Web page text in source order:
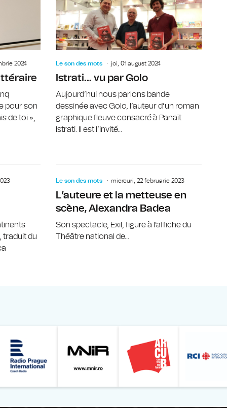
2024
pour son
de toi »,
Le son des mots joi, 01 august 2024
Istrati… vu par Golo
Aujourd’hui nous parlons bande
dessinée avec Golo, l’auteur d’un roman
graphique fleuve consacré à Panaït
Istrati. Il est l’invité...
traduit du
Le son des mots miercuri, 22 februarie 2023
L’auteure et la metteuse en
scène, Alexandra Badea
Son spectacle, Exil, figure à l'affiche du
Théâtre national de...